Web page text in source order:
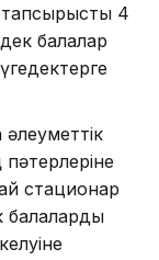
тапсырысты 4
балалар
стационар
балаларды